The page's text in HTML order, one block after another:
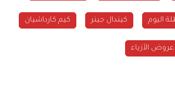
اليوم كيندال جينر كيم كارداشيان
عروض الأزياء